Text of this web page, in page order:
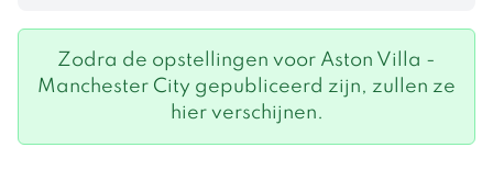
Zodra de opstellingen voor Aston Villa -
Manchester City gepubliceerd zijn, zullen ze
hier verschijnen.